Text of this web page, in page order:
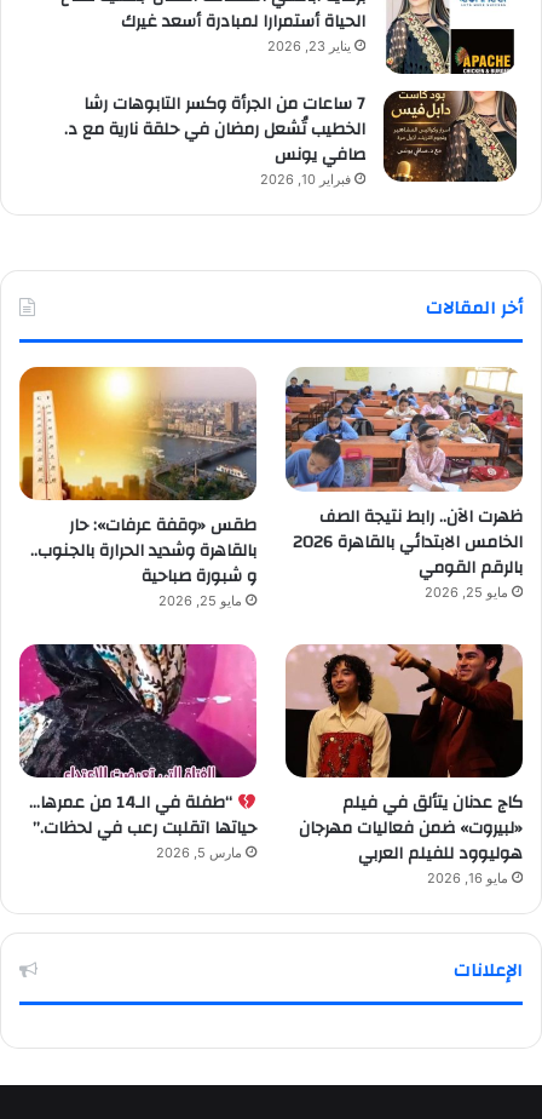
الحياة أستمرارا لمبادرة أسعد غيرك
يناير 23, 2026
7 ساعات من الجرأة وكسر التابوهات رشا
الخطيب تُشعل رمضان في حلقة نارية مع د.
صافي يونس
فبراير 10, 2026
أخر المقالات
ظهرت الآن.. رابط نتيجة الصف
الخامس الابتدائي بالقاهرة 2026
بالرقم القومي
مايو 25, 2026
طقس «وقفة عرفات»: حار
بالقاهرة وشديد الحرارة بالجنوب..
و شبورة صباحية
مايو 25, 2026
كاج عدنان يتألق في فيلم
«لبيروت» ضمن فعاليات مهرجان
هوليوود للفيلم العربي
مايو 16, 2026
“طفلة في الـ14 من عمرها…
حياتها اتقلبت رعب في لحظات.”
مارس 5, 2026
الإعلانات